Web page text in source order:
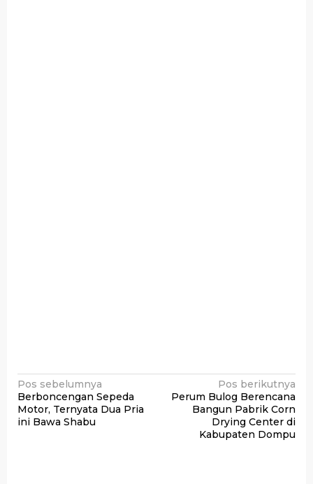
Navigasi
pos
Pos sebelumnya
Berboncengan Sepeda
Motor, Ternyata Dua Pria
ini Bawa Shabu
Pos berikutnya
Perum Bulog Berencana
Bangun Pabrik Corn
Drying Center di
Kabupaten Dompu